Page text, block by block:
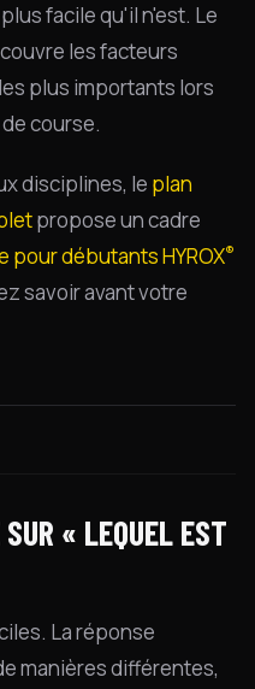
facile qu'il n'est. Le
couvre les facteurs
plus importants lors
course.
disciplines, le plan
propose un cadre
pour débutants HYROX®
savoir avant votre
« LEQUEL EST
La réponse
manières différentes,